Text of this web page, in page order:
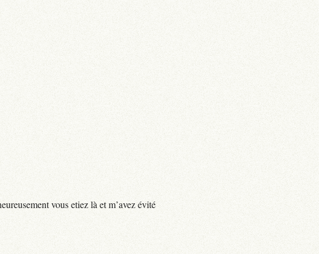
vous etiez là et m’avez évité